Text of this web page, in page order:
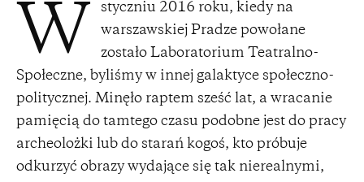
W
styczniu 2016 roku, kiedy na
warszawskiej Pradze powołane
zostało Laboratorium Teatralno-
Społeczne, byliśmy w innej galaktyce społeczno-
politycznej. Minęło raptem sześć lat, a wracanie
pamięcią do tamtego czasu podobne jest do pracy
archeolożki lub do starań kogoś, kto próbuje
odkurzyć obrazy wydające się tak nierealnymi,